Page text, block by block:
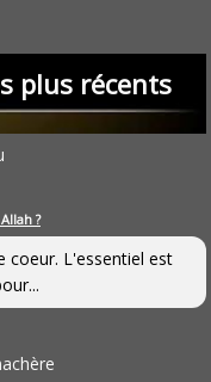
plus récents
?
coeur. L'essentiel est